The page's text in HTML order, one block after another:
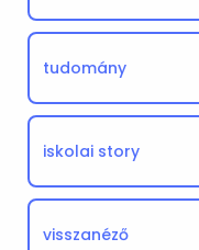
tudomány
iskolai story
visszanéző